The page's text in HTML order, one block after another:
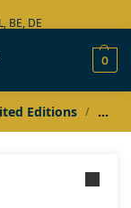
BE, DE
0
Editions / M.I.